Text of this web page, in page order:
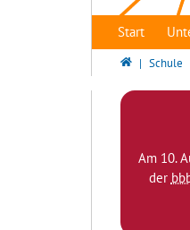
Start
Schule
Am 10.
der